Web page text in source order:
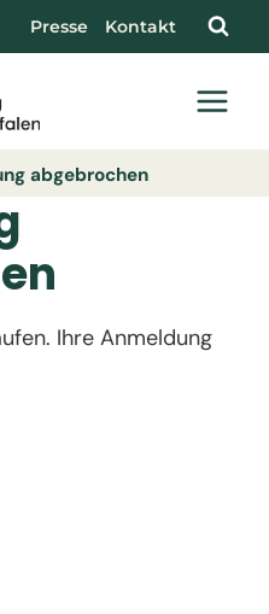
Presse Kontakt
abgebrochen
Ihre Anmeldung